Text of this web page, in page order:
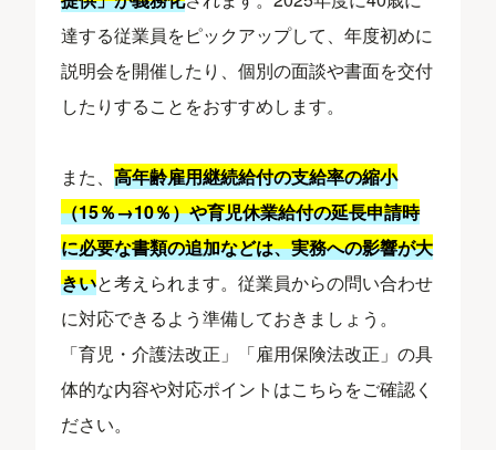
達する従業員をピックアップして、年度初めに
説明会を開催したり、個別の面談や書面を交付
したりすることをおすすめします。
また、高年齢雇用継続給付の支給率の縮小
（15％→10％）や育児休業給付の延長申請時
に必要な書類の追加などは、実務への影響が大
きいと考えられます。従業員からの問い合わせ
に対応できるよう準備しておきましょう。
「育児・介護法改正」「雇用保険法改正」の具
体的な内容や対応ポイントはこちらをご確認く
ださい。